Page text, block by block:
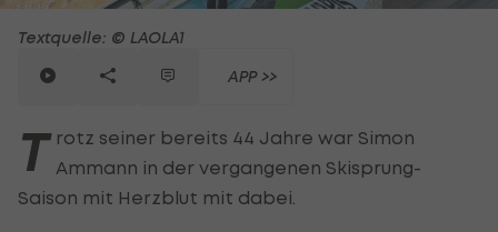
Textquelle: © LAOLA1
APP >>
T rotz seiner bereits 44 Jahre war Simon
Ammann in der vergangenen Skisprung-
Saison mit Herzblut mit dabei.